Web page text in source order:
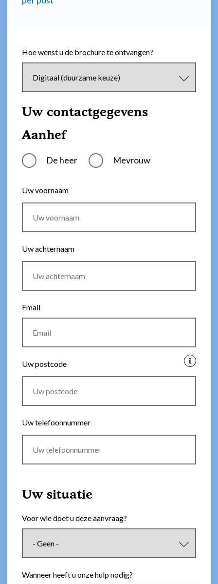
Hoe wenst u de brochure te ontvangen?
Uw contactgegevens
Aanhef
De heer Mevrouw
Uw voornaam
Uw achternaam
Email
Uw postcode
Uw telefoonnummer
Uw situatie
Voor wie doet u deze aanvraag?
Wanneer heeft u onze hulp nodig?